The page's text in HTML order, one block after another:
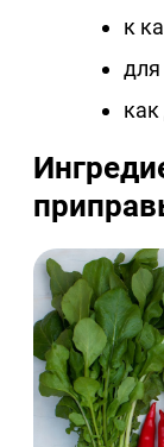
к
для